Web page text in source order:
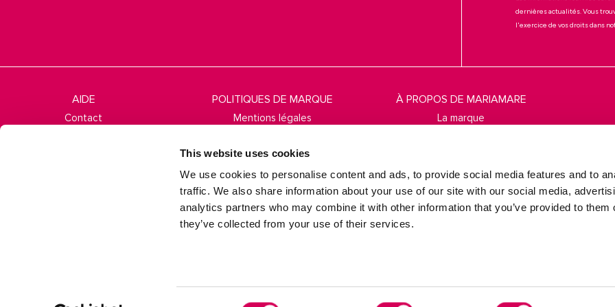
This website uses cookies
We use cookies to personalise content and ads, to provide social media features and to
traffic. We also share information about your use of our site with our social media,
analytics partners who may combine it with other information that you’ve provided to them
they’ve collected from your use of their services.
dernières actualités. Vous
l'exercice de vos droits dans
AIDE
Contact
POLITIQUES DE MARQUE
Mentions légales
Questions fréquentes
Termes et conditions
À PROPOS DE MARIAMARE
La marque
Évaluez-nous sur Trustpilot